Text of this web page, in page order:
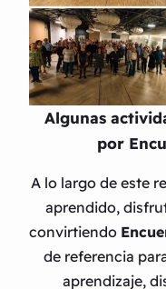
Algunas
por
A lo largo de este
aprendido,
convirtiendo
de referencia
aprendizaje,